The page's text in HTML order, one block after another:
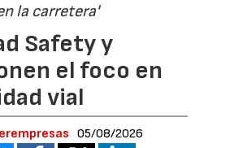
la carretera'
Safety y
el foco en
vial
05/08/2026